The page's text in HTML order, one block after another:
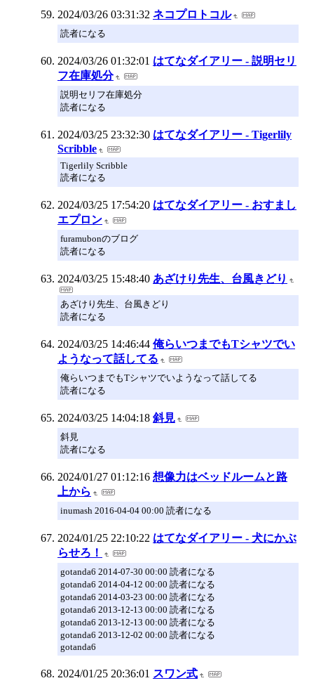
2024/03/26 03:31:32 ネコプロトコル
読者になる
2024/03/26 01:32:01 はてなダイアリー - 説明セリ
フ在庫処分
説明セリフ在庫処分
読者になる
2024/03/25 23:32:30 はてなダイアリー - Tigerlily
Scribble
Tigerlily Scribble
読者になる
2024/03/25 17:54:20 はてなダイアリー - おすまし
エプロン
furamubonのブログ
読者になる
2024/03/25 15:48:40 あざけり先生、台風きどり
あざけり先生、台風きどり
読者になる
2024/03/25 14:46:44 俺らいつまでもTシャツでい
ようなって話してる
俺らいつまでもTシャツでいようなって話してる
読者になる
2024/03/25 14:04:18 斜見
斜見
読者になる
2024/01/27 01:12:16 想像力はベッドルームと路
上から
inumash 2016-04-04 00:00 読者になる
2024/01/25 22:10:22 はてなダイアリー - 犬にかぶ
らせろ！
gotanda6 2014-07-30 00:00 読者になる
gotanda6 2014-04-12 00:00 読者になる
gotanda6 2014-03-23 00:00 読者になる
gotanda6 2013-12-13 00:00 読者になる
gotanda6 2013-12-13 00:00 読者になる
gotanda6 2013-12-02 00:00 読者になる
gotanda6
2024/01/25 20:36:01 スワン式